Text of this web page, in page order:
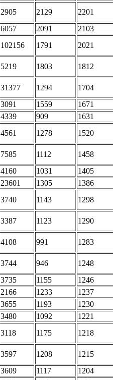
2905 2129
2201
6057 2091
2103
102156 1791 2021
5219 1803 1812
31377 1294
1704
3091 1559
1671
4339 909
1631
4561 1278 1520
7585 1112
1458
4160 1031
1405
23601 1305
1386
3740 1143 1298
3387 1123 1290
4108 991 1283
3744 946
1248
3735 1155
1246
2166 1233
1237
3655 1193
1230
3480 1092
1221
3118 1175 1218
3597 1208
1215
3609 1117
1204